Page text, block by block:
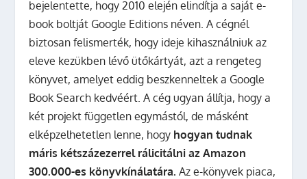
bejelentette, hogy 2010 elején elindítja a saját e-
book boltját Google Editions néven. A cégnél
biztosan felismerték, hogy ideje kihasználniuk az
eleve kezükben lévő ütőkártyát, azt a rengeteg
könyvet, amelyet eddig beszkenneltek a Google
Book Search kedvéért. A cég ugyan állítja, hogy a
két projekt független egymástól, de másként
elképzelhetetlen lenne, hogy hogyan tudnak
máris kétszázezerrel rálicitálni az Amazon
300.000-es könyvkínálatára.Az e-könyvek piaca,